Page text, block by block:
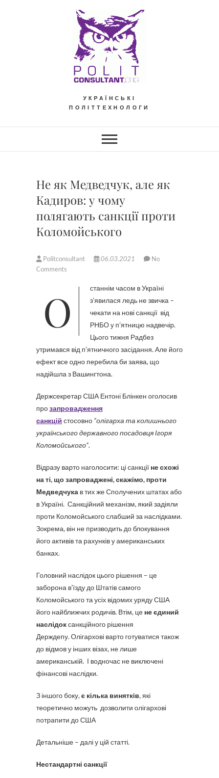
УКРАЇНСЬКІ
ПОЛІТТЕХНОЛОГИ
Не як Медведчук, але як
Кадиров: у чому
полягають санкції проти
Коломойського
Politconsultant 06.03.2021
No
Comments
Останнім часом в Україні
з’явилася ледь не звичка –
чекати на нові санкції від
РНБО у п’ятницю надвечір.
Цього тижня Радбез
утримався від п’ятничного засідання. Але його
ефект все одно перебила би заява, що
надійшла з Вашингтона.
Держсекретар США Ентоні Блінкен оголосив
прозапровадження
санкцій стосовно “олігарха та колишнього
українського державногопосадовця Ігоря
Коломойського“.
Відразу варто наголосити: ці санкції не схожі
на ті, що запроваджені, скажімо, проти
Медведчука в тих же Сполучених штатах або
в Україні. Санкційний механізм, який задіяли
проти Коломойського слабший за наслідками.
Зокрема, він не призводить до блокування
його активів та рахунків у американських
банках.
Головний наслідок цього рішення – це
заборона в’їзду до Штатів самого
Коломойського та усіх відомих уряду США
його найближчих родичів. Втім, це не єдиний
наслідоксанкційного рішення
Держдепу. Олігархові варто готуватися також
до відмов у інших візах, не лише
американській. І водночас не виключені
фінансові наслідки.
З іншого боку,є кілька винятків, які
теоретично можуть дозволити олігархові
потрапити до США
Детальніше – далі у цій статті.
Нестандартні санкції